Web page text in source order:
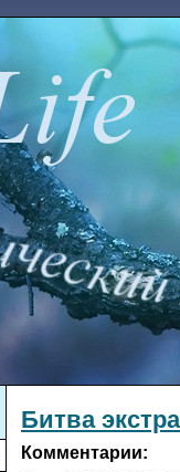
Битва
Комментарии: